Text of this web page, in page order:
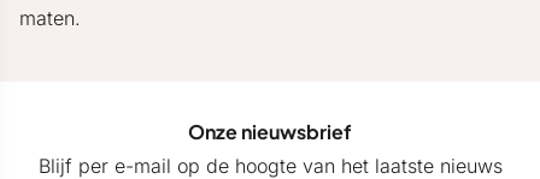
maten.
Onze nieuwsbrief
Blijf per e-mail op de hoogte van het laatste nieuws